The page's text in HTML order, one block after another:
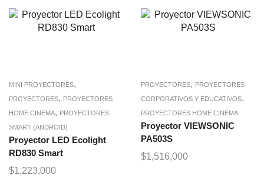
MINI PROYECTORES,
PROYECTORES, PROYECTORES
HOME CINEMA, PROYECTORES
SMART (ANDROID)
Proyector LED Ecolight
RD830 Smart
$1,223,000
PROYECTORES, PROYECTORES
CORPORATIVOS Y EDUCATIVOS,
PROYECTORES HOME CINEMA
Proyector VIEWSONIC
PA503S
$1,516,000